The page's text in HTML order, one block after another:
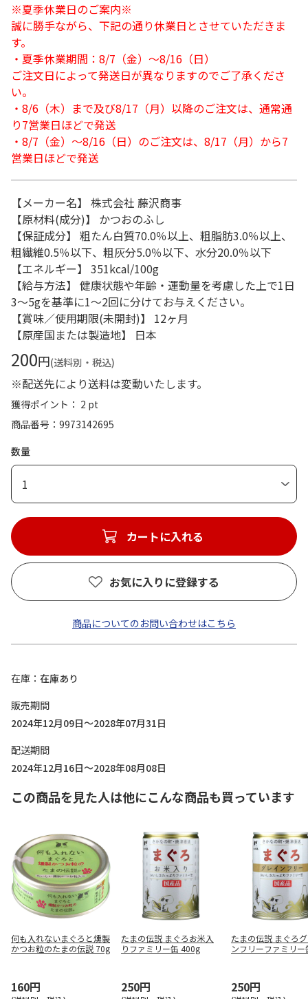
※夏季休業日のご案内※
誠に勝手ながら、下記の通り休業日とさせていただきま
す。
・夏季休業期間：8/7（金）～8/16（日）
ご注文日によって発送日が異なりますのでご了承くださ
い。
・8/6（木）まで及び8/17（月）以降のご注文は、通常通
り7営業日ほどで発送
・8/7（金）～8/16（日）のご注文は、8/17（月）から7
営業日ほどで発送
【メーカー名】 株式会社 藤沢商事
【原材料(成分)】 かつおのふし
【保証成分】 粗たん白質70.0％以上、粗脂肪3.0％以上、
粗繊維0.5％以下、粗灰分5.0％以下、水分20.0％以下
【エネルギー】 351kcal/100g
【給与方法】 健康状態や年齢・運動量を考慮した上で1日
3～5gを基準に1～2回に分けてお与えください。
【賞味／使用期限(未開封)】 12ヶ月
【原産国または製造地】 日本
200円(送料別・税込)
※配送先により送料は変動いたします。
獲得ポイント： 2 pt
商品番号
9973142695
数量
1
カートに入れる
お気に入りに登録する
商品についてのお問い合わせはこちら
在庫
在庫あり
販売期間
2024年12月09日～2028年07月31日
配送期間
2024年12月16日～2028年08月08日
この商品を見た人は他にこんな商品も買っています
何も入れないまぐろと燻製
かつお粒のたまの伝説 70g
160円
たまの伝説 まぐろお米入
りファミリー缶 400g
250円
たまの伝説 まぐろ
ンフリーファミリ
250円